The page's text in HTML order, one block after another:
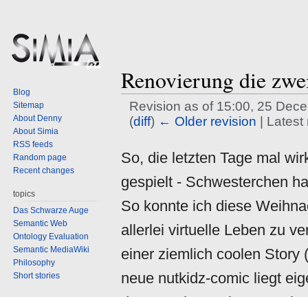
Renovierung die
Revision as of 15:00, 25
(diff) ← Older revision |
to
navigation
to
search
So, die letzten Tage mal
gespielt - Schwesterchen
So konnte ich diese
allerlei virtuelle Leben zu
einer ziemlich coolen Story
neue nutkidz-comic liegt
Blog
Sitemap
About Denny
About Simia
RSS feeds
Random page
Recent changes
topics
Das Schwarze Auge
Semantic Web
Ontology Evaluation
Semantic MediaWiki
Philosophy
Short stories